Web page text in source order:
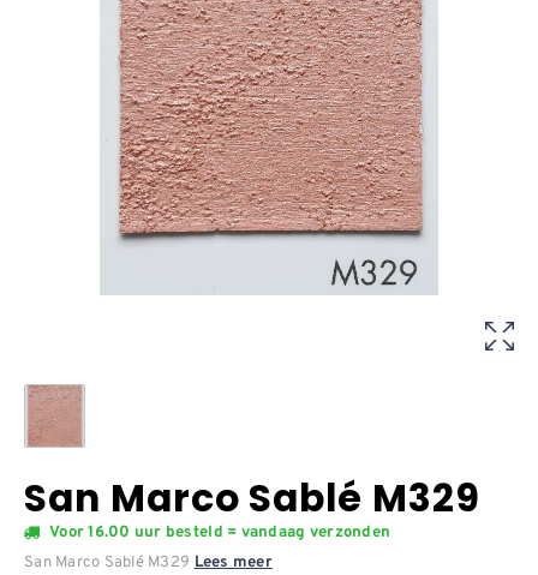
San Marco Sablé M329
Voor 16.00 uur besteld = vandaag verzonden
San Marco Sablé M329 Lees meer